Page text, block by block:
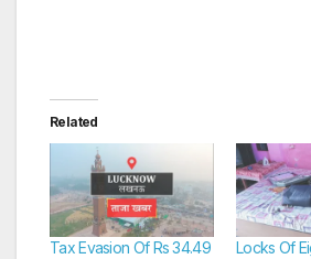
Related
Tax Evasion Of Rs 34.49
Locks Of